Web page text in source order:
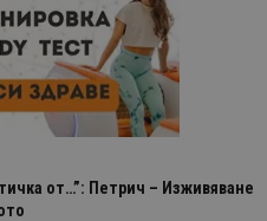
от…”: Петрич – Изживяване